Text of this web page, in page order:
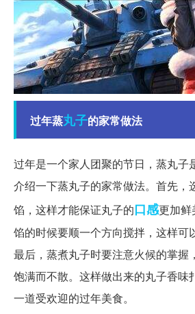
过年蒸丸子的家常做法
过年是一个家人团聚的节日，蒸丸子
介绍一下蒸丸子的家常做法。首先，
馅，这样才能保证丸子的口感更加鲜
馅的时候要顺一个方向搅拌，这样可
最后，蒸煮丸子时要注意火候的掌握
饱满而不散。这样做出来的丸子香味
一道受欢迎的过年美食。